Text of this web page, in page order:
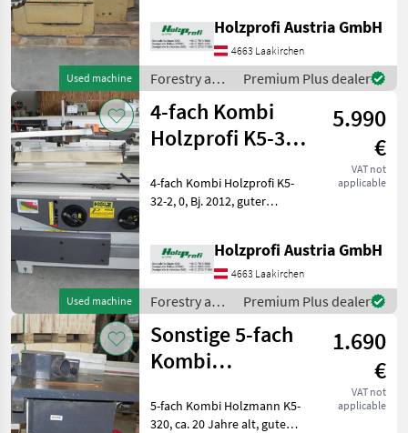
Marketplace
Dealer
offers
Classifieds
Used machine
Messer, 1000
kgPreisänderungen
vorbehalten, Irrtümer,
Druck- und Satzf
Holzprofi Austria GmbH
4663 Laakirchen
Forestry and
wood
processing
equipment /
Sonstige
Premium Plus dealer
Used machine
4-fach Kombi
Holzprofi K5-32-
5.990
€
VAT not
applicable
4-fach Kombi Holzprofi K5-
32-2, 0, Bj. 2012, guter
mm Sägeblatt, 2200 mm
Schnittlänge, 102 mm
Schnitthöhe, 2000 mm
Formattisc
Holzprofi Austria GmbH
4663 Laakirchen
Forestry and
wood
processing
equipment /
Holzprofi
Premium Plus dealer
Sonstige 5-fach
Kombi
320 gebraucht
1.690
€
VAT not
applicable
5-fach Kombi Holzmann K5-
320, ca. 20 Jahre alt, guter